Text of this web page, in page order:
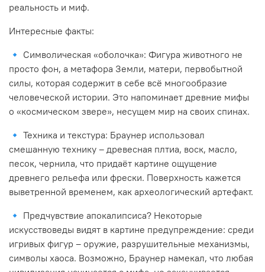
реальность и миф.
Интересные факты:
🔹 Символическая «оболочка»: Фигура животного не
просто фон, а метафора Земли, матери, первобытной
силы, которая содержит в себе всё многообразие
человеческой истории. Это напоминает древние мифы
о «космическом звере», несущем мир на своих спинах.
🔹 Техника и текстура: Браунер использовал
смешанную технику – древесная плтиа, воск, масло,
песок, чернила, что придаёт картине ощущение
древнего рельефа или фрески. Поверхность кажется
выветренной временем, как археологический артефакт.
🔹 Предчувствие апокалипсиса? Некоторые
искусствоведы видят в картине предупреждение: среди
игривых фигур – оружие, разрушительные механизмы,
символы хаоса. Возможно, Браунер намекал, что любая